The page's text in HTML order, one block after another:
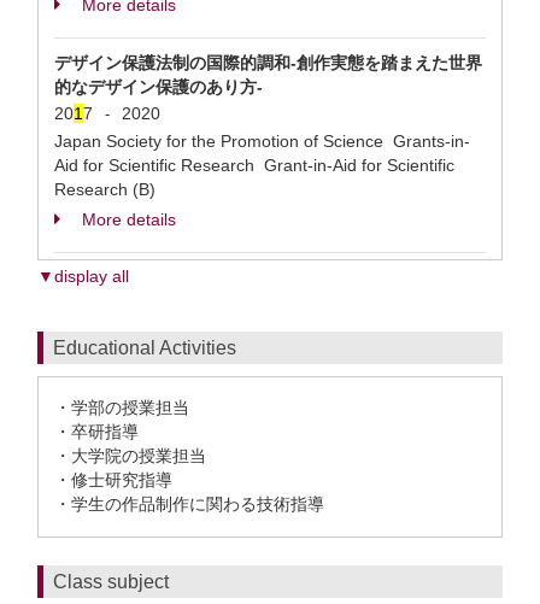
More details
デザイン保護法制の国際的調和-創作実態を踏まえた世界
的なデザイン保護のあり方-
2017 -
2020
Japan Society for the Promotion of Science Grants-in-
Aid for Scientific Research Grant-in-Aid for Scientific
Research (B)
More details
▼display all
Educational Activities
・学部の授業担当
・卒研指導
・大学院の授業担当
・修士研究指導
・学生の作品制作に関わる技術指導
Class subject